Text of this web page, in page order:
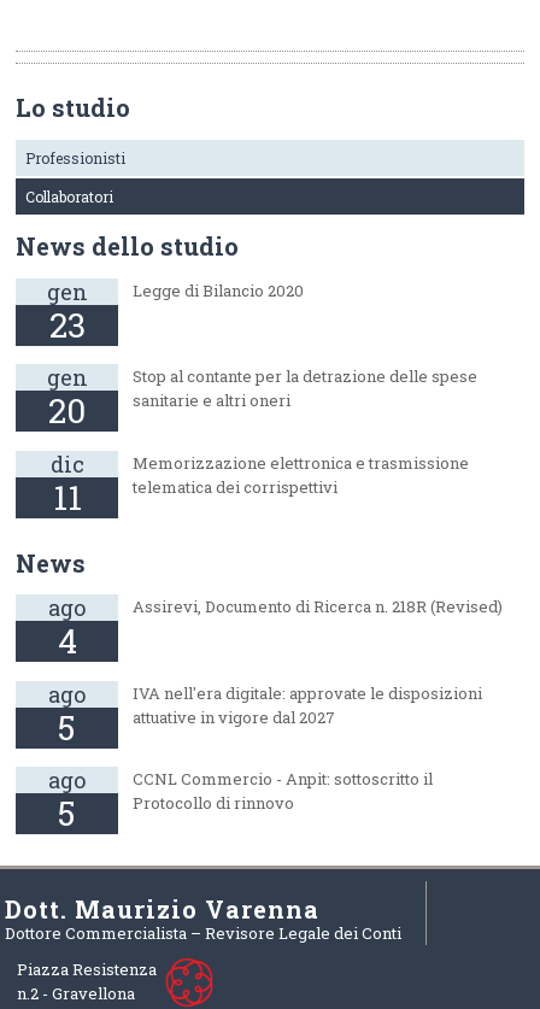
Lo studio
Professionisti
Collaboratori
News dello studio
gen
23
Legge di Bilancio 2020
gen
20
Stop al contante per la detrazione delle spese
sanitarie e altri oneri
dic
11
Memorizzazione elettronica e trasmissione
telematica dei corrispettivi
News
ago
4
Assirevi, Documento di Ricerca n. 218R (Revised)
ago
5
IVA nell'era digitale: approvate le disposizioni
attuative in vigore dal 2027
ago
5
CCNL Commercio - Anpit: sottoscritto il
Protocollo di rinnovo
Dott. Maurizio Varenna
Dottore Commercialista – Revisore Legale dei Conti
Piazza Resistenza
n.2 -Gravellona